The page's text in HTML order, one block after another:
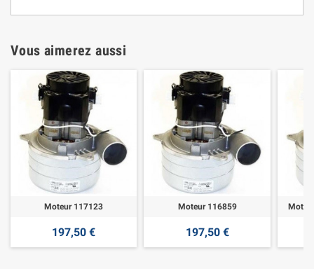
Vous aimerez aussi
Moteur 117123
197,50 €
Moteur 116859
197,50 €